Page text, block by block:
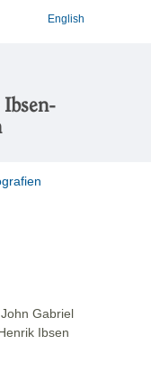
English
Gabriel
Ibsen